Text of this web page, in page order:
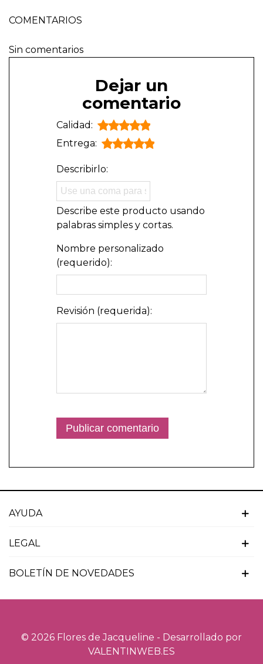
COMENTARIOS
Sin comentarios
Dejar un
comentario
Calidad:
Entrega:
Describirlo:
Describe este producto usando
palabras simples y cortas.
Nombre personalizado
(requerido):
Revisión (requerida):
AYUDA
LEGAL
BOLETÍN DE NOVEDADES
© 2026 Flores de Jacqueline - Desarrollado por
VALENTINWEB.ES